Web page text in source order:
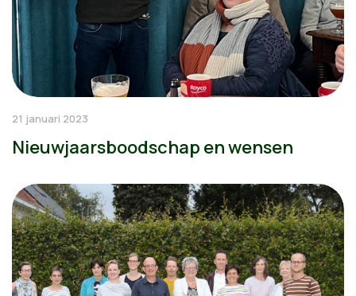
21 januari 2023
Nieuwjaarsboodschap en wensen